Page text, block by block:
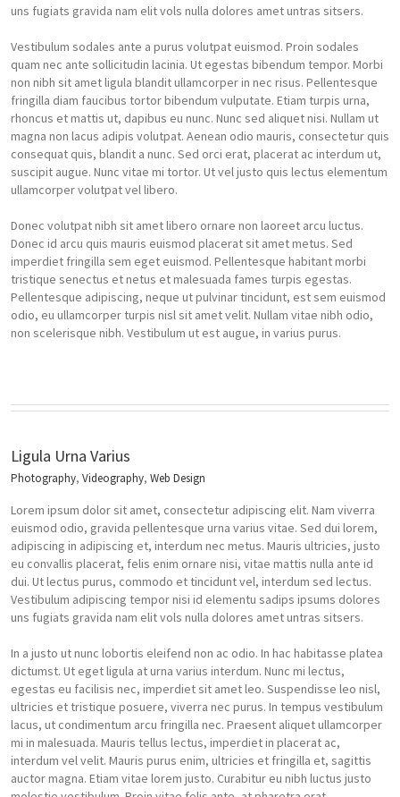
uns fugiats gravida nam elit vols nulla dolores amet untras sitsers.
Vestibulum sodales ante a purus volutpat euismod. Proin sodales
quam nec ante sollicitudin lacinia. Ut egestas bibendum tempor. Morbi
non nibh sit amet ligula blandit ullamcorper in nec risus. Pellentesque
fringilla diam faucibus tortor bibendum vulputate. Etiam turpis urna,
rhoncus et mattis ut, dapibus eu nunc. Nunc sed aliquet nisi. Nullam ut
magna non lacus adipis volutpat. Aenean odio mauris, consectetur quis
consequat quis, blandit a nunc. Sed orci erat, placerat ac interdum ut,
suscipit augue. Nunc vitae mi tortor. Ut vel justo quis lectus elementum
ullamcorper volutpat vel libero.
Donec volutpat nibh sit amet libero ornare non laoreet arcu luctus.
Donec id arcu quis mauris euismod placerat sit amet metus. Sed
imperdiet fringilla sem eget euismod. Pellentesque habitant morbi
tristique senectus et netus et malesuada fames turpis egestas.
Pellentesque adipiscing, neque ut pulvinar tincidunt, est sem euismod
odio, eu ullamcorper turpis nisl sit amet velit. Nullam vitae nibh odio,
non scelerisque nibh. Vestibulum ut est augue, in varius purus.
Ligula Urna Varius
Photography, Videography, Web Design
Lorem ipsum dolor sit amet, consectetur adipiscing elit. Nam viverra
euismod odio, gravida pellentesque urna varius vitae. Sed dui lorem,
adipiscing in adipiscing et, interdum nec metus. Mauris ultricies, justo
eu convallis placerat, felis enim ornare nisi, vitae mattis nulla ante id
dui. Ut lectus purus, commodo et tincidunt vel, interdum sed lectus.
Vestibulum adipiscing tempor nisi id elementu sadips ipsums dolores
uns fugiats gravida nam elit vols nulla dolores amet untras sitsers.
In a justo ut nunc lobortis eleifend non ac odio. In hac habitasse platea
dictumst. Ut eget ligula at urna varius interdum. Nunc mi lectus,
egestas eu facilisis nec, imperdiet sit amet leo. Suspendisse leo nisl,
ultricies et tristique posuere, viverra nec purus. In tempus vestibulum
lacus, ut condimentum arcu fringilla nec. Praesent aliquet ullamcorper
mi in malesuada. Mauris tellus lectus, imperdiet in placerat ac,
interdum vel velit. Mauris purus enim, ultricies et fringilla et, sagittis
auctor magna. Etiam vitae lorem justo. Curabitur eu nibh luctus justo